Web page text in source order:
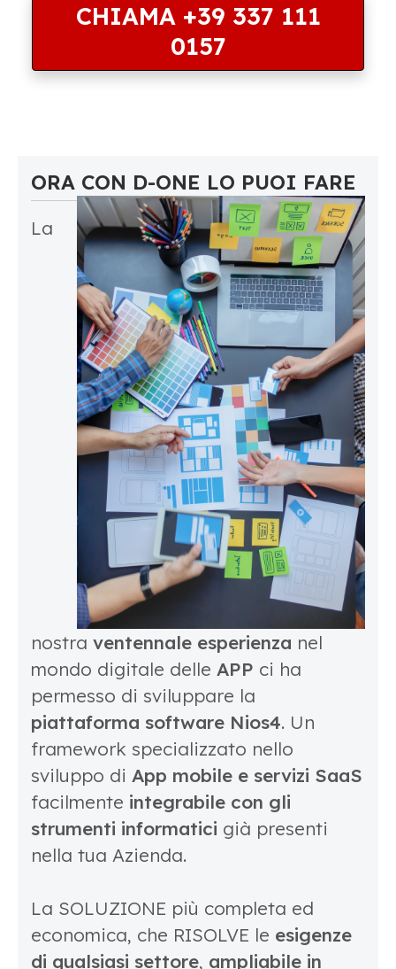
CHIAMA +39 337 111
0157
ORA CON D-ONE LO PUOI FARE
La
nostra ventennale esperienza nel
mondo digitale delle APP ci ha
permesso di sviluppare la
piattaforma software Nios4. Un
framework specializzato nello
sviluppo di App mobile e servizi SaaS
facilmente integrabile con gli
strumenti informatici già presenti
nella tua Azienda.
La SOLUZIONE più completa ed
economica, che RISOLVE le esigenze
di qualsiasi settore, ampliabile in